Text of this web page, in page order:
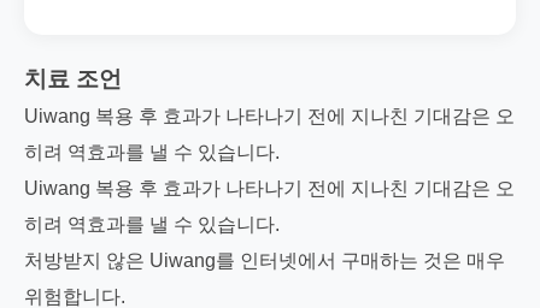
치료 조언
Uiwang 복용 후 효과가 나타나기 전에 지나친 기대감은 오
히려 역효과를 낼 수 있습니다.
Uiwang 복용 후 효과가 나타나기 전에 지나친 기대감은 오
히려 역효과를 낼 수 있습니다.
처방받지 않은 Uiwang를 인터넷에서 구매하는 것은 매우
위험합니다.